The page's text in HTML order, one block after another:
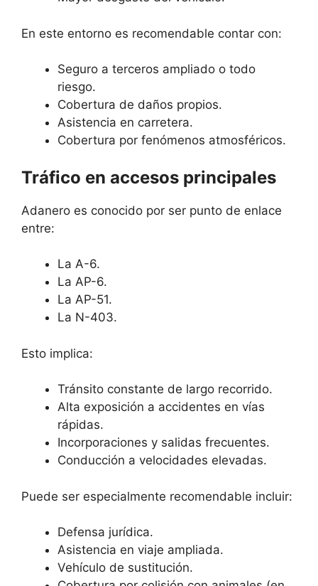
En este entorno es recomendable contar con:
Seguro a terceros ampliado o todo
riesgo.
Cobertura de daños propios.
Asistencia en carretera.
Cobertura por fenómenos atmosféricos.
Tráfico en accesos principales
Adanero es conocido por ser punto de enlace
entre:
La A-6.
La AP-6.
La AP-51.
La N-403.
Esto implica:
Tránsito constante de largo recorrido.
Alta exposición a accidentes en vías
rápidas.
Incorporaciones y salidas frecuentes.
Conducción a velocidades elevadas.
Puede ser especialmente recomendable incluir:
Defensa jurídica.
Asistencia en viaje ampliada.
Vehículo de sustitución.